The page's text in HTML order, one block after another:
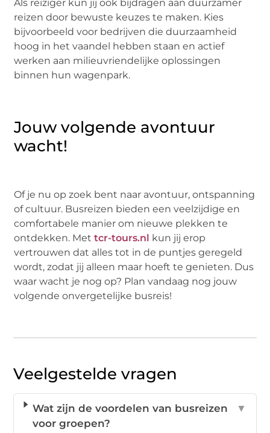
Als reiziger kun jij ook bijdragen aan duurzamer
reizen door bewuste keuzes te maken. Kies
bijvoorbeeld voor bedrijven die duurzaamheid
hoog in het vaandel hebben staan en actief
werken aan milieuvriendelijke oplossingen
binnen hun wagenpark.
Jouw volgende avontuur
wacht!
Of je nu op zoek bent naar avontuur, ontspanning
of cultuur. Busreizen bieden een veelzijdige en
comfortabele manier om nieuwe plekken te
ontdekken. Mettcr-tours.nl kun jij erop
vertrouwen dat alles tot in de puntjes geregeld
wordt, zodat jij alleen maar hoeft te genieten. Dus
waar wacht je nog op? Plan vandaag nog jouw
volgende onvergetelijke busreis!
Veelgestelde vragen
Wat zijn de voordelen van busreizen
voor groepen?
▼